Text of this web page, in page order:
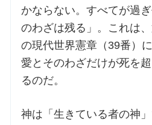
オルガンメディテーション
お問合せ
交通・アクセス
ご利用にあたって
かならない。すべてが過
のわざは残る」。これは
の現代世界憲章（39番）
愛とそのわざだけが死を
るのだ。
神は「生きている者の神